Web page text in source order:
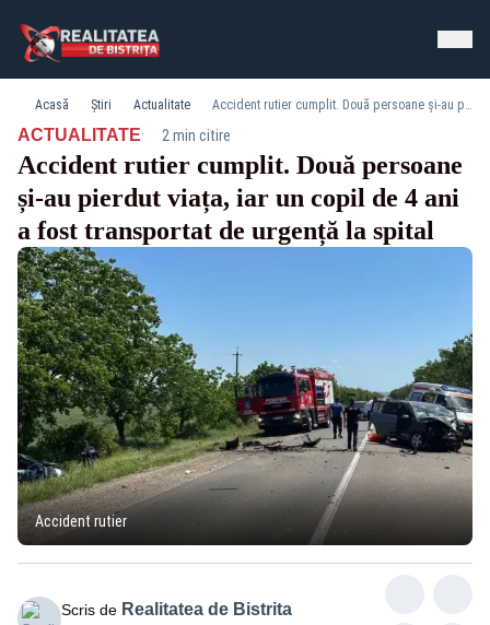
Acasă Știri Actualitate Accident rutier cumplit. Două persoane și-au pierdut viața, iar un copil de 4 ani a fost transportat de urgență la spital
ACTUALITATE· 2 min citire
Accident rutier cumplit. Două persoane
și-au pierdut viața, iar un copil de 4 ani
a fost transportat de urgență la spital
Accident rutier
Scris de Realitatea de Bistrita